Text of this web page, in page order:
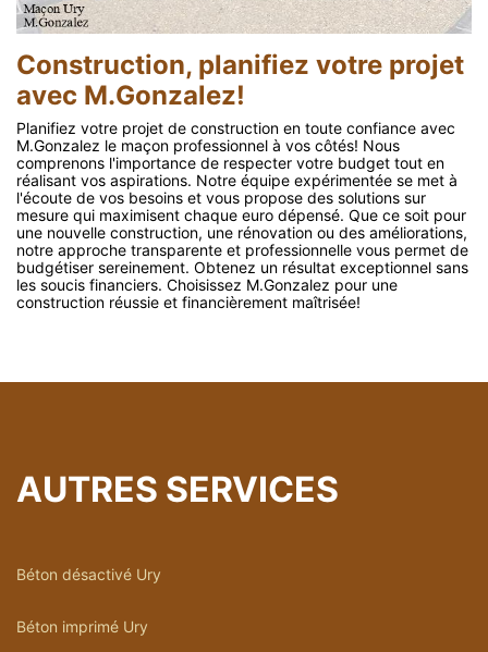
Construction, planifiez votre projet
avec M.Gonzalez!
Planifiez votre projet de construction en toute confiance avec
M.Gonzalez le maçon professionnel à vos côtés! Nous
comprenons l'importance de respecter votre budget tout en
réalisant vos aspirations. Notre équipe expérimentée se met à
l'écoute de vos besoins et vous propose des solutions sur
mesure qui maximisent chaque euro dépensé. Que ce soit pour
une nouvelle construction, une rénovation ou des améliorations,
notre approche transparente et professionnelle vous permet de
budgétiser sereinement. Obtenez un résultat exceptionnel sans
les soucis financiers. Choisissez M.Gonzalez pour une
construction réussie et financièrement maîtrisée!
AUTRES SERVICES
Béton désactivé Ury
Béton imprimé Ury